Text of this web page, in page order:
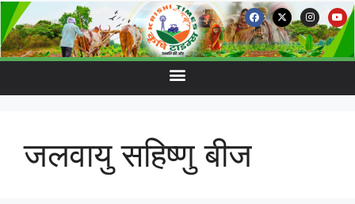
जलवायु सहिष्णु बीज